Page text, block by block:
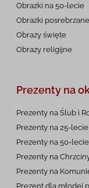
Obrazki na 50-lecie
Obrazki posrebrzane
Obrazy święte
Obrazy religijne
Prezenty na
Prezenty na Ślub i
Prezenty na 25-lecie
Prezenty na 50-lecie
Prezenty na
Prezenty na
Prezent dla młodej